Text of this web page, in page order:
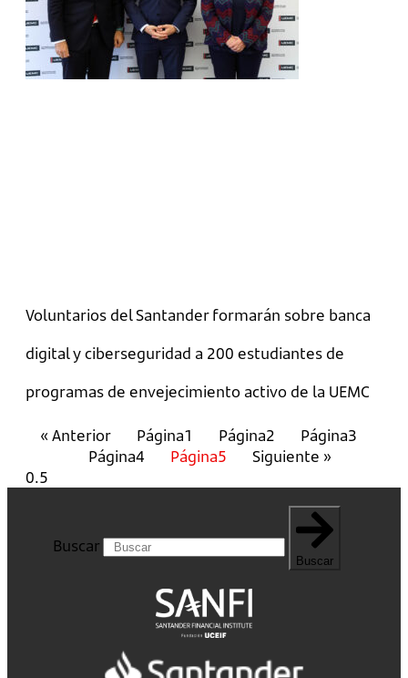
Voluntarios del Santander formarán sobre banca
digital y ciberseguridad a 200 estudiantes de
programas de envejecimiento activo de la UEMC
« Anterior Página1 Página2 Página3
Página4 Página5 Siguiente »
Buscar
Buscar